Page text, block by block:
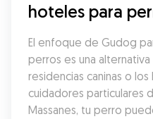
hoteles para
El enfoque de Gudog
perros es una alternativa
residencias caninas o
cuidadores particulares
Massanes, tu perro